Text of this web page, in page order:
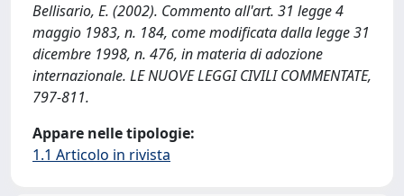
Bellisario, E. (2002). Commento all'art. 31 legge 4
maggio 1983, n. 184, come modificata dalla legge 31
dicembre 1998, n. 476, in materia di adozione
internazionale. LE NUOVE LEGGI CIVILI COMMENTATE,
797-811.
Appare nelle tipologie:
1.1 Articolo in rivista